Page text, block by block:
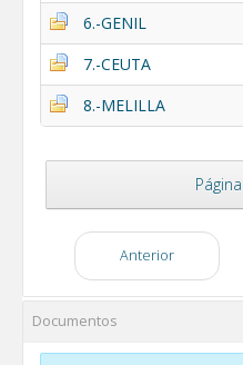
6.-GENIL
7.-CEUTA
8.-MELILLA
Anterior
Documentos